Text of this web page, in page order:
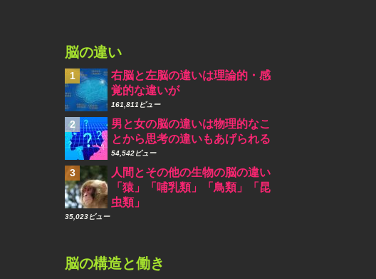
脳の違い
右脳と左脳の違いは理論的・感
覚的な違いが
161,811ビュー
男と女の脳の違いは物理的なこ
とから思考の違いもあげられる
54,542ビュー
人間とその他の生物の脳の違い
「猿」「哺乳類」「鳥類」「昆
虫類」
35,023ビュー
脳の構造と働き